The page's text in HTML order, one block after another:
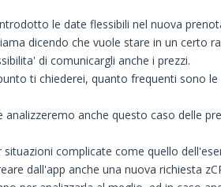
le date flessibili nel nuova
dicendo che vuole stare in un certo
di comunicargli anche i prezzi.
ti chiederei, quanto frequenti sono
analizzeremo anche questo caso delle
situazioni complicate come quello
dall'app anche una nuova richiesta